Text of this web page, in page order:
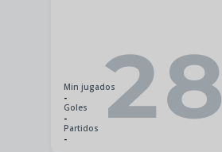
Min jugados
-
Goles
-
Partidos
-
28